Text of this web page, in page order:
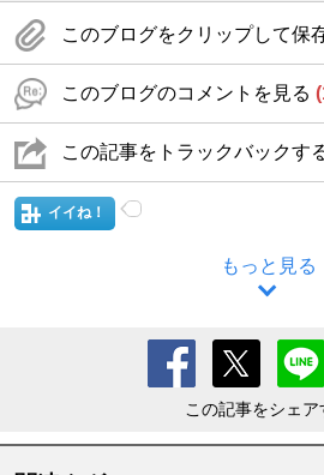
このブログをクリップして保
このブログのコメントを見る
この記事をトラックバックす
イイね！
もっと見る
この記事をシェア